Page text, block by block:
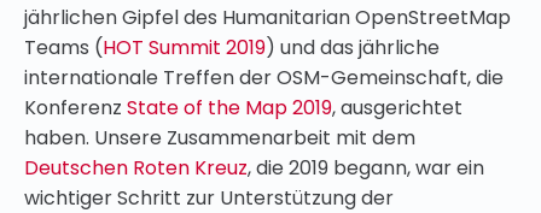
jährlichen Gipfel des Humanitarian OpenStreetMap
Teams (HOT Summit 2019) und das jährliche
internationale Treffen der OSM-Gemeinschaft, die
Konferenz State of the Map 2019, ausgerichtet
haben. Unsere Zusammenarbeit mit dem
Deutschen Roten Kreuz, die 2019 begann, war ein
wichtiger Schritt zur Unterstützung der